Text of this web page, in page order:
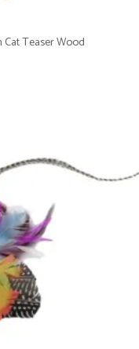
Teaser Wood